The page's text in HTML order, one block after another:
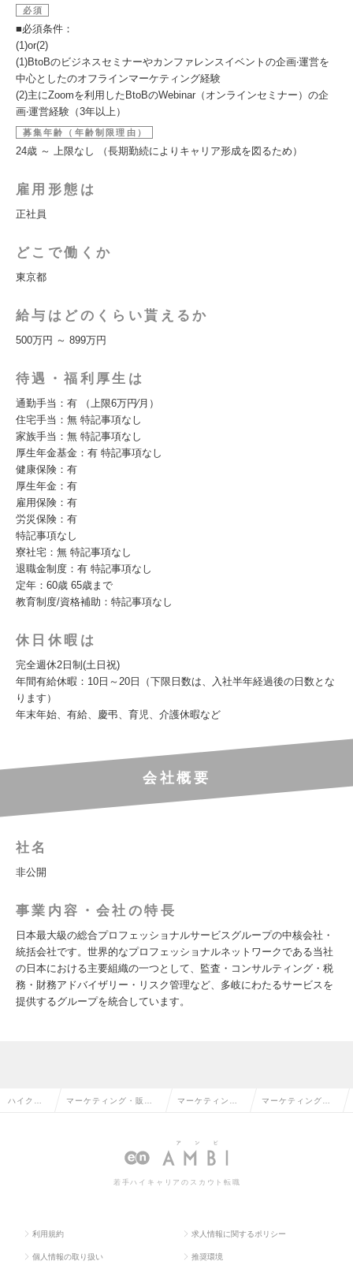
必須
■必須条件：
(1)or(2)
(1)BtoBのビジネスセミナーやカンファレンスイベントの企画‧運営を
中⼼としたのオフラインマーケティング経験
(2)主にZoomを利⽤したBtoBのWebinar（オンラインセミナー）の企
画‧運営経験（3年以上）
募集年齢（年齢制限理由）
24歳 ～ 上限なし （長期勤続によりキャリア形成を図るため）
雇用形態は
正社員
どこで働くか
東京都
給与はどのくらい貰えるか
500万円 ～ 899万円
待遇・福利厚生は
通勤⼿当：有 （上限6万円∕⽉）
住宅⼿当：無 特記事項なし
家族⼿当：無 特記事項なし
厚⽣年⾦基⾦：有 特記事項なし
健康保険：有
厚⽣年⾦：有
雇⽤保険：有
労災保険：有
特記事項なし
寮社宅：無 特記事項なし
退職⾦制度：有 特記事項なし
定年：60歳 65歳まで
教育制度/資格補助：特記事項なし
休日休暇は
完全週休2⽇制(⼟⽇祝)
年間有給休暇：10⽇～20⽇（下限⽇数は、⼊社半年経過後の⽇数とな
ります）
年末年始、有給、慶弔、育児、介護休暇など
会社概要
社名
非公開
事業内容・会社の特長
日本最大級の総合プロフェッショナルサービスグループの中核会社・
統括会社です。世界的なプロフェッショナルネットワークである当社
の日本における主要組織の一つとして、監査・コンサルティング・税
務・財務アドバイザリー・リスク管理など、多岐にわたるサービスを
提供するグループを統合しています。
ハイクラ マーケティング・販促 マーケティン
転職
マーケティング・
若手ハイキャリアのスカウト転職
利用規約 求人情報に関するポリシー
個人情報の取り扱い 推奨環境